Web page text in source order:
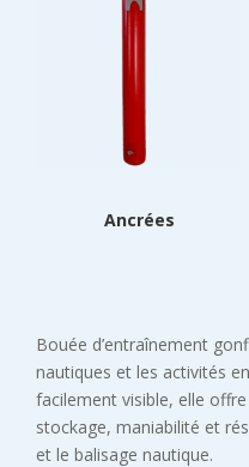
Ancrées
Bouée d’entraînement
nautiques et les activités
facilement visible, elle
stockage, maniabilité et
et le balisage nautique.